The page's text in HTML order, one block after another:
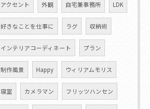
アクセント 外観 自宅兼事務所 LDK
好きなことを仕事に ラグ 収納術
インテリアコーディネート プラン
制作風景 Happy ウィリアムモリス
寝室 カメラマン フリッツハンセン